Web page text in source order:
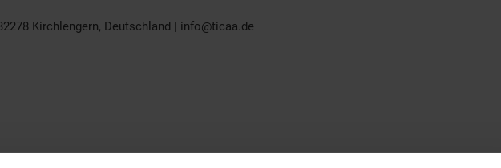
Kirchlengern, Deutschland | info@ticaa.de